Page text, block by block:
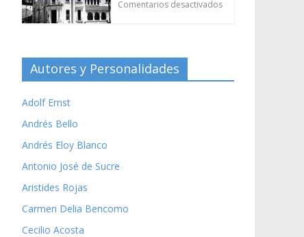
Comentarios desactivados
Autores y Personalidades
Adolf Ernst
Andrés Bello
Andrés Eloy Blanco
Antonio José de Sucre
Aristides Rojas
Carmen Delia Bencomo
Cecilio Acosta